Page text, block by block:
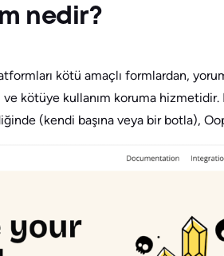
nedir?
kötü amaçlı formlardan,
kötüye kullanım koruma hizmetidir.
(kendi başına veya bir botla),